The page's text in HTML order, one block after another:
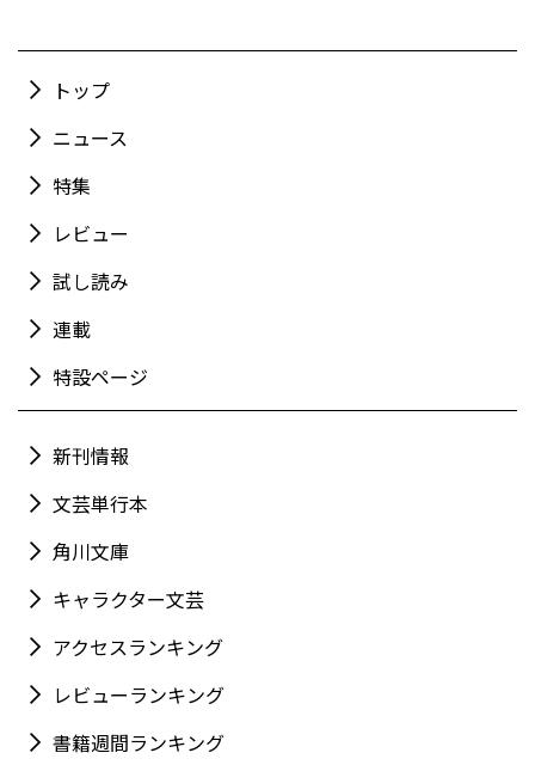
トップ
ニュース
特集
レビュー
試し読み
連載
特設ページ
新刊情報
文芸単行本
角川文庫
キャラクター文芸
アクセスランキング
レビューランキング
書籍週間ランキング